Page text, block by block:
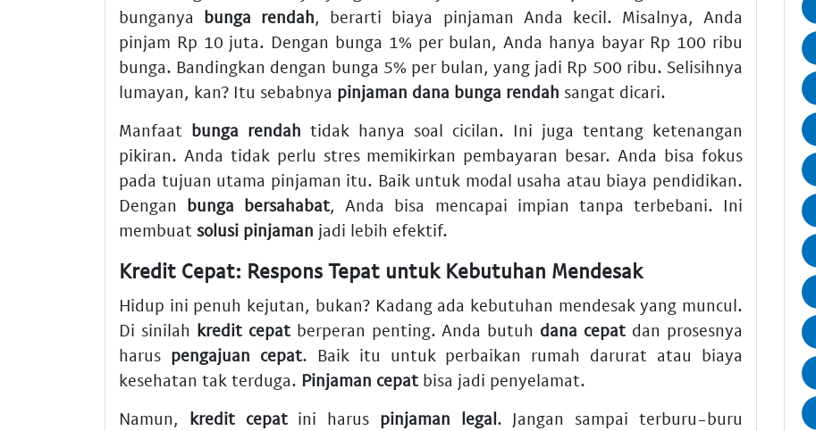
bunganya bunga rendah, berarti biaya pinjaman Anda kecil. Misalnya, Anda
pinjam Rp 10 juta. Dengan bunga 1% per bulan, Anda hanya bayar Rp 100 ribu
bunga. Bandingkan dengan bunga 5% per bulan, yang jadi Rp 500 ribu. Selisihnya
lumayan, kan? Itu sebabnya pinjaman dana bunga rendah sangat dicari.
Manfaat bunga rendah tidak hanya soal cicilan. Ini juga tentang ketenangan
pikiran. Anda tidak perlu stres memikirkan pembayaran besar. Anda bisa fokus
pada tujuan utama pinjaman itu. Baik untuk modal usaha atau biaya pendidikan.
Dengan bunga bersahabat, Anda bisa mencapai impian tanpa terbebani. Ini
membuat solusi pinjaman jadi lebih efektif.
Kredit Cepat: Respons Tepat untuk Kebutuhan Mendesak
Hidup ini penuh kejutan, bukan? Kadang ada kebutuhan mendesak yang muncul.
Di sinilah kredit cepatberperan penting. Anda butuh dana cepat dan prosesnya
harus pengajuan cepat. Baik itu untuk perbaikan rumah darurat atau biaya
kesehatan tak terduga. Pinjaman cepat bisa jadi penyelamat.
Namun, kredit cepatini harus pinjaman legal. Jangan sampai terburu-buru